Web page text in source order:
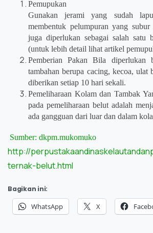
Pemupukan
Gunakan jerami yang sudah
membentuk pelumpuran yang
juga diperlukan sebagai salah satu
(untuk lebih detail lihat artikel
Pemberian Pakan Bila diperlukan
tambahan berupa cacing, kecoa, ulat
diberikan setiap 10 hari sekali.
Pemeliharaan Kolam dan Tambak
pada pemeliharaan belut adalah
ada gangguan dari luar dan dalam
Sumber: dkpm.mukomuko
http://
ternak-belut.html
Bagikan ini:
WhatsApp X